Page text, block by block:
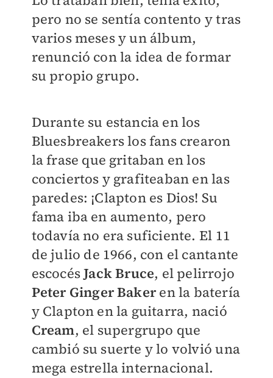
pero no se sentía contento y tras
varios meses y un álbum,
renunció con la idea de formar
su propio grupo.
Durante su estancia en los
Bluesbreakers los fans crearon
la frase que gritaban en los
conciertos y grafiteaban en las
paredes: ¡Clapton es Dios! Su
fama iba en aumento, pero
todavía no era suficiente. El 11
de julio de 1966, con el cantante
escocésJack Bruce, el pelirrojo
Peter Ginger Bakeren la batería
y Clapton en la guitarra, nació
Cream, el supergrupo que
cambió su suerte y lo volvió una
mega estrella internacional.